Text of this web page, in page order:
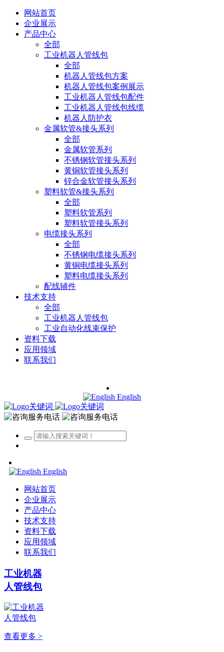
网站首页
企业展示
产品中心
全部
工业机器人管线包
全部
机器人管线包方案
机器人管线包案例展示
工业机器人管线包配件
工业机器人管线包线缆
机器人防护衣
金属软管&接头系列
全部
金属软管系列
不锈钢软管接头系列
黄铜软管接头系列
锌合金软管接头系列
塑料软管&接头系列
全部
塑料软管系列
塑料软管接头系列
电缆接头系列
全部
不锈钢电缆接头系列
黄铜电缆接头系列
塑料电缆接头系列
配线辅件
技术支持
全部
工业机器人管线包
工业自动化线束保护
资料下载
应用领域
联系我们
English
English
网站首页
企业展示
产品中心
技术支持
资料下载
应用领域
联系我们
工业机器
人管线包
查看更多 >